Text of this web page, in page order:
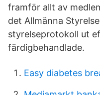
framför allt av
det Allmänna
styrelseprotokoll ut
färdigbehandlade.
Easy diabetes